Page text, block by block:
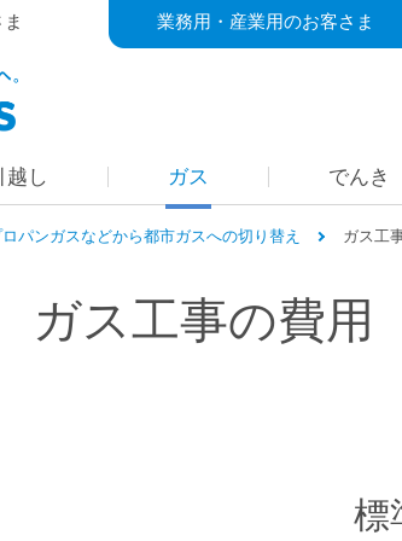
業務用・産業用のお客さま
越し ガス でんき
ロパンガスなどから都市ガスへの切り替え ガス工
ガス工事の費用
標